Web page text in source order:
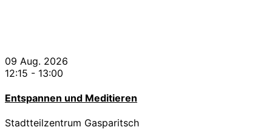
09 Aug. 2026
12:15 - 13:00
Entspannen und Meditieren
Stadtteilzentrum Gasparitsch